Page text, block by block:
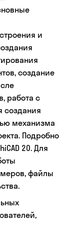
и
создание
работа с
создания
механизма
Подробно
20. Для
файлы